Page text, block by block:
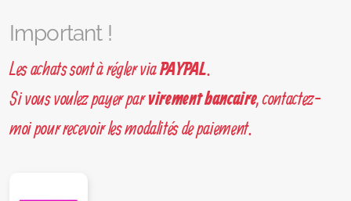
Important !
Les achats sont à régler viaPAYPAL.
Si vous voulez payer parvirement bancaire, contactez-
moi pour recevoir les modalités de paiement.